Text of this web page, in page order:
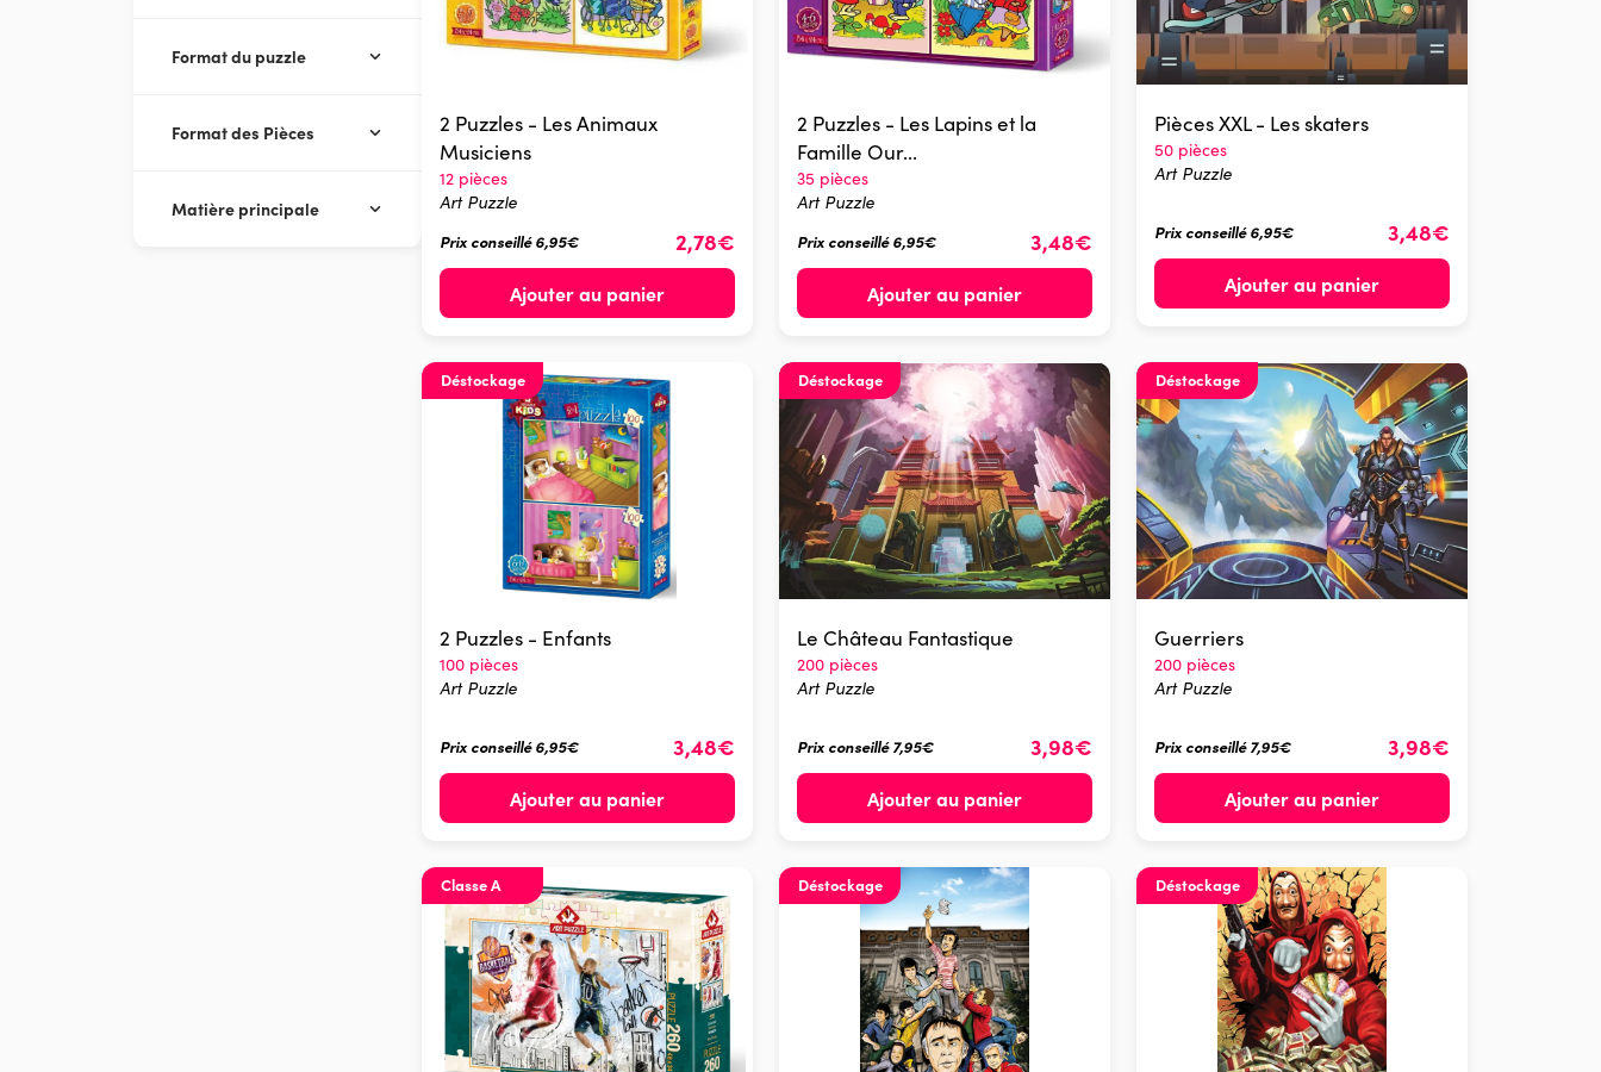
2 Puzzles - Les Animaux
Musiciens
12 pièces
Art Puzzle
Prix conseillé 6,95€ 2,78€
Ajouter au panier
2 Puzzles - Les Lapins et la
Famille Our...
35 pièces
Art Puzzle
Prix conseillé 6,95€ 3,48€
Ajouter au panier
Pièces XXL - Les skaters
50 pièces
Art Puzzle
Prix conseillé 6,95€ 3,48€
Ajouter au panier
Déstockage
2 Puzzles - Enfants
100 pièces
Art Puzzle
Prix conseillé 6,95€ 3,48€
Ajouter au panier
Déstockage
Le Château Fantastique
200 pièces
Art Puzzle
Prix conseillé 7,95€ 3,98€
Ajouter au panier
Déstockage
Guerriers
200 pièces
Art Puzzle
Prix conseillé 7,95€ 3,98€
Ajouter au panier
Classe A Déstockage Déstockage
Format du puzzle
Format des Pièces
Matière principale